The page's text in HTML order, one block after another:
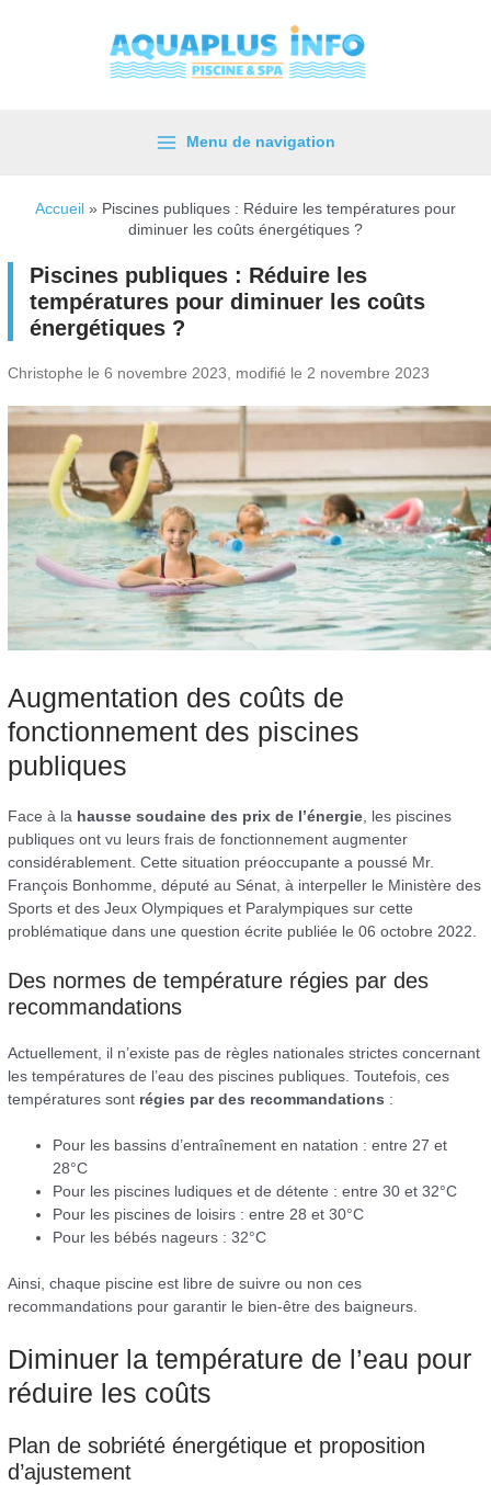
Menu
Menu de navigation
Accueil » Piscines publiques : Réduire les températures pour
diminuer les coûts énergétiques ?
Piscines publiques : Réduire les
températures pour diminuer les coûts
énergétiques ?
Christophe le 6 novembre 2023, modifié le 2 novembre 2023
Augmentation des coûts de
fonctionnement des piscines
publiques
Face à la hausse soudaine des prix de l’énergie , les piscines
publiques ont vu leurs frais de fonctionnement augmenter
considérablement. Cette situation préoccupante a poussé Mr.
François Bonhomme, député au Sénat, à interpeller le Ministère des
Sports et des Jeux Olympiques et Paralympiques sur cette
problématique dans une question écrite publiée le 06 octobre 2022.
Des normes de température régies par des
recommandations
Actuellement, il n’existe pas de règles nationales strictes concernant
les températures de l’eau des piscines publiques. Toutefois, ces
températures sont régies par des recommandations :
Pour les bassins d’entraînement en natation : entre 27 et
28°C
Pour les piscines ludiques et de détente : entre 30 et 32°C
Pour les piscines de loisirs : entre 28 et 30°C
Pour les bébés nageurs : 32°C
Ainsi, chaque piscine est libre de suivre ou non ces
recommandations pour garantir le bien-être des baigneurs.
Diminuer la température de l’eau pour
réduire les coûts
Plan de sobriété énergétique et proposition
d’ajustement